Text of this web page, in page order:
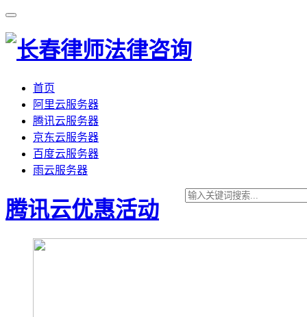
首页
阿里云服务器
腾讯云服务器
京东云服务器
百度云服务器
雨云服务器
腾讯云优惠活动